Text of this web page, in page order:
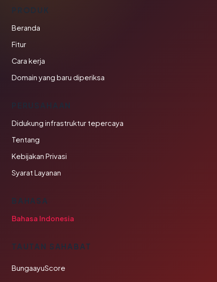
PRODUK
Beranda
Fitur
Cara kerja
Domain yang baru diperiksa
PERUSAHAAN
Didukung infrastruktur tepercaya
Tentang
Kebijakan Privasi
Syarat Layanan
BAHASA
Bahasa Indonesia
TAUTAN SAHABAT
BungaayuScore